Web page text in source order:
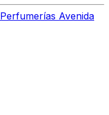
Perfumerías Avenida